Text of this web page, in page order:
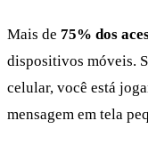
Mais de 75% dos
dispositivos móveis.
celular, você está
mensagem em tela